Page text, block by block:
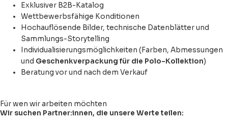
Exklusiver B2B-Katalog
Wettbewerbsfähige Konditionen
Hochauflösende Bilder, technische Datenblätter und
Sammlungs-Storytelling
Individualisierungsmöglichkeiten (Farben, Abmessungen
und Geschenkverpackung für die Polo-Kollektion)
Beratung vor und nach dem Verkauf
Für wen wir arbeiten möchten
Wir suchen Partner:innen, die unsere Werte teilen: